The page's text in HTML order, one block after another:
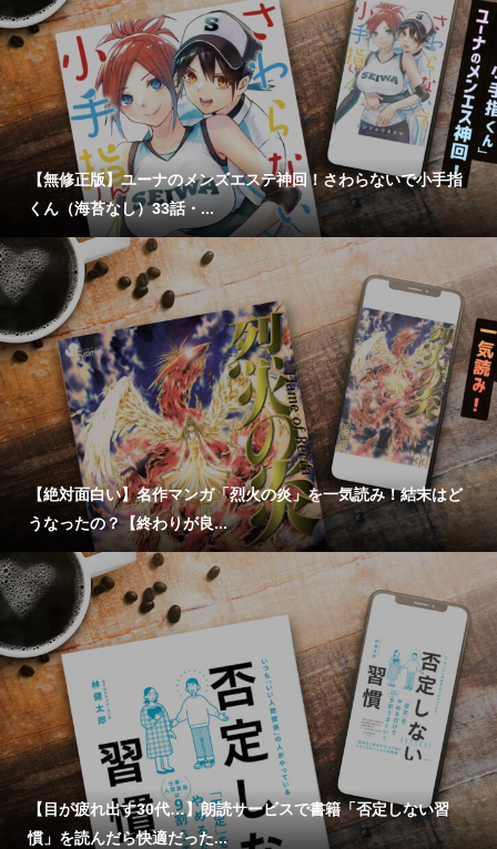
【無修正版】ユーナのメンズエステ神回！さわらないで小手指
くん（海苔なし）33話・...
【絶対面白い】名作マンガ「烈火の炎」を一気読み！結末はど
うなったの？【終わりが良...
【目が疲れ出す30代…】朗読サービスで書籍「否定しない習
慣」を読んだら快適だった...